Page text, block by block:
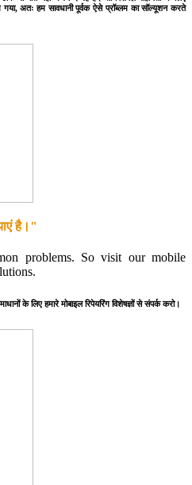
अतः हम सावधानी पूर्वक ऐसे प्रॉब्लम का सॉल्यूशन करते
है।"
problems. So visit our mobile
के लिए हमारे मोबाइल रिपेयरिंग विशेषज्ञों से संपर्क करो।